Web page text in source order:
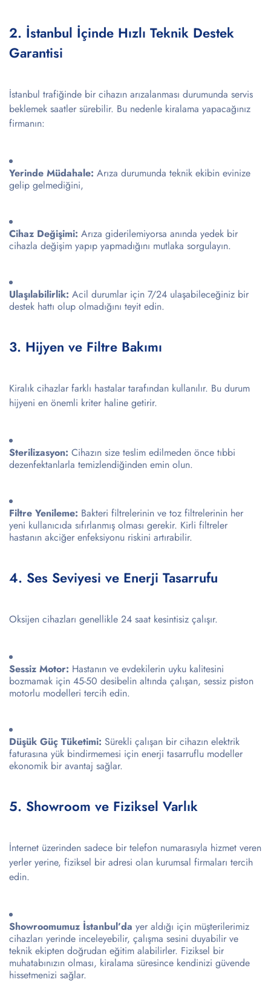
2. İstanbul İçinde Hızlı Teknik Destek
Garantisi
İstanbul trafiğinde bir cihazın arızalanması durumunda servis
beklemek saatler sürebilir. Bu nedenle kiralama yapacağınız
firmanın:
Yerinde Müdahale: Arıza durumunda teknik ekibin evinize
gelip gelmediğini,
Cihaz Değişimi: Arıza giderilemiyorsa anında yedek bir
cihazla değişim yapıp yapmadığını mutlaka sorgulayın.
Ulaşılabilirlik: Acil durumlar için 7/24 ulaşabileceğiniz bir
destek hattı olup olmadığını teyit edin.
3. Hijyen ve Filtre Bakımı
Kiralık cihazlar farklı hastalar tarafından kullanılır. Bu durum
hijyeni en önemli kriter haline getirir.
Sterilizasyon: Cihazın size teslim edilmeden önce tıbbi
dezenfektanlarla temizlendiğinden emin olun.
Filtre Yenileme: Bakteri filtrelerinin ve toz filtrelerinin her
yeni kullanıcıda sıfırlanmış olması gerekir. Kirli filtreler
hastanın akciğer enfeksiyonu riskini artırabilir.
4. Ses Seviyesi ve Enerji Tasarrufu
Oksijen cihazları genellikle 24 saat kesintisiz çalışır.
Sessiz Motor: Hastanın ve evdekilerin uyku kalitesini
bozmamak için 45-50 desibelin altında çalışan, sessiz piston
motorlu modelleri tercih edin.
Düşük Güç Tüketimi: Sürekli çalışan bir cihazın elektrik
faturasına yük bindirmemesi için enerji tasarruflu modeller
ekonomik bir avantaj sağlar.
5. Showroom ve Fiziksel Varlık
İnternet üzerinden sadece bir telefon numarasıyla hizmet veren
yerler yerine, fiziksel bir adresi olan kurumsal firmaları tercih
edin.
Showroomumuz İstanbul’da yer aldığı için müşterilerimiz
cihazları yerinde inceleyebilir, çalışma sesini duyabilir ve
teknik ekipten doğrudan eğitim alabilirler. Fiziksel bir
muhatabınızın olması, kiralama süresince kendinizi güvende
hissetmenizi sağlar.